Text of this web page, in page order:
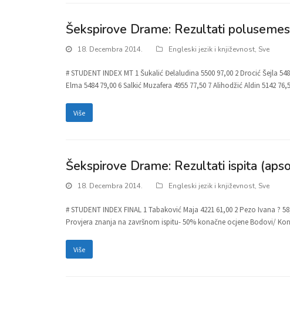
Šekspirove Drame: Rezultati
18. Decembra 2014. Engleski jezik i književnost, Sve
# STUDENT INDEX MT 1 Šukalić Đelaludina 5500 97,00 2 Drocić Šejla
Elma 5484 79,00 6 Salkić Muzafera 4955 77,50 7 Alihodžić Aldin 5142
Više
Šekspirove Drame: Rezultati ispita
18. Decembra 2014. Engleski jezik i književnost, Sve
# STUDENT INDEX FINAL 1 Tabaković Maja 4221 61,00 2 Pezo Ivana
Provjera znanja na završnom ispitu- 50% konačne ocjene Bodovi/
Više